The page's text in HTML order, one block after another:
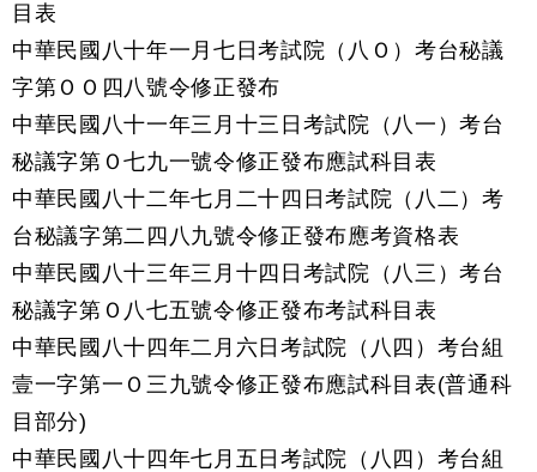
目表
中華民國八十年一月七日考試院（八Ｏ）考台秘議
字第ＯＯ四八號令修正發布
中華民國八十一年三月十三日考試院（八一）考台
秘議字第Ｏ七九一號令修正發布應試科目表
中華民國八十二年七月二十四日考試院（八二）考
台秘議字第二四八九號令修正發布應考資格表
中華民國八十三年三月十四日考試院（八三）考台
秘議字第Ｏ八七五號令修正發布考試科目表
中華民國八十四年二月六日考試院（八四）考台組
壹一字第一Ｏ三九號令修正發布應試科目表(普通科
目部分)
中華民國八十四年七月五日考試院（八四）考台組